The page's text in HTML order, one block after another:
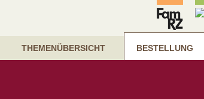
THEMENÜBERSICHT BESTELLUNG